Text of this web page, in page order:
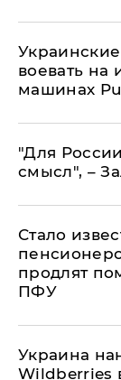
воевать на
машинах
"Для
смысл", –
Стало
продлят
ПФУ
Украина
Wildberries